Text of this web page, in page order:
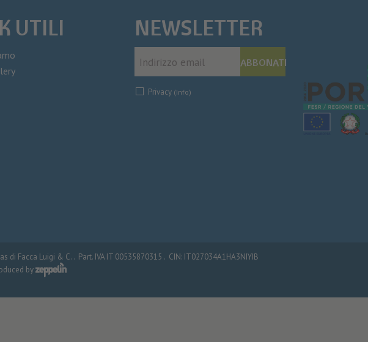
UTILI NEWSLETTER
Privacy (Info)
ABBONATI
di Facca Luigi & C. . Part. IVA IT 00535870315 . CIN: IT027034A1HA3NIYIB
by